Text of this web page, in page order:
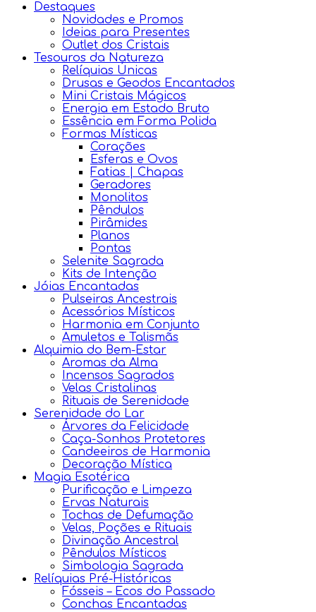
Destaques
Novidades e Promos
Ideias para Presentes
Outlet dos Cristais
Tesouros da Natureza
Relíquias Únicas
Drusas e Geodos Encantados
Mini Cristais Mágicos
Energia em Estado Bruto
Essência em Forma Polida
Formas Místicas
Corações
Esferas e Ovos
Fatias | Chapas
Geradores
Monolitos
Pêndulos
Pirâmides
Planos
Pontas
Selenite Sagrada
Kits de Intenção
Jóias Encantadas
Pulseiras Ancestrais
Acessórios Místicos
Harmonia em Conjunto
Amuletos e Talismãs
Alquimia do Bem-Estar
Aromas da Alma
Incensos Sagrados
Velas Cristalinas
Rituais de Serenidade
Serenidade do Lar
Árvores da Felicidade
Caça-Sonhos Protetores
Candeeiros de Harmonia
Decoração Mística
Magia Esotérica
Purificação e Limpeza
Ervas Naturais
Tochas de Defumação
Velas, Poções e Rituais
Divinação Ancestral
Pêndulos Místicos
Simbologia Sagrada
Relíquias Pré-Históricas
Fósseis – Ecos do Passado
Conchas Encantadas